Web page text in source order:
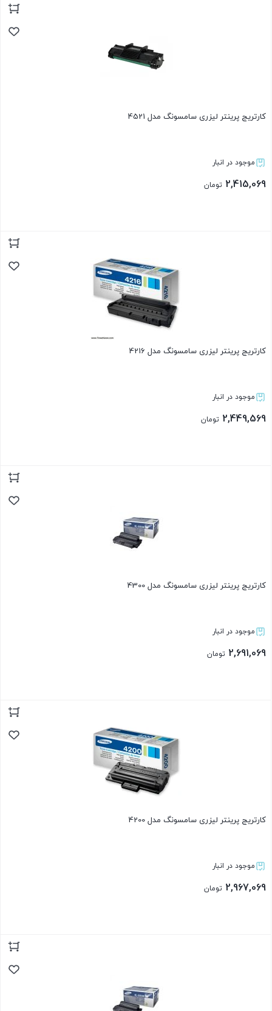
کارتریج پرینتر لیزری سامسونگ مدل 4521
موجود در انبار
2,415,069 تومان
کارتریج پرینتر لیزری سامسونگ مدل 4216
موجود در انبار
2,449,569 تومان
کارتریج پرینتر لیزری سامسونگ مدل 4300
موجود در انبار
2,691,069 تومان
کارتریج پرینتر لیزری سامسونگ مدل 4200
موجود در انبار
2,967,069 تومان